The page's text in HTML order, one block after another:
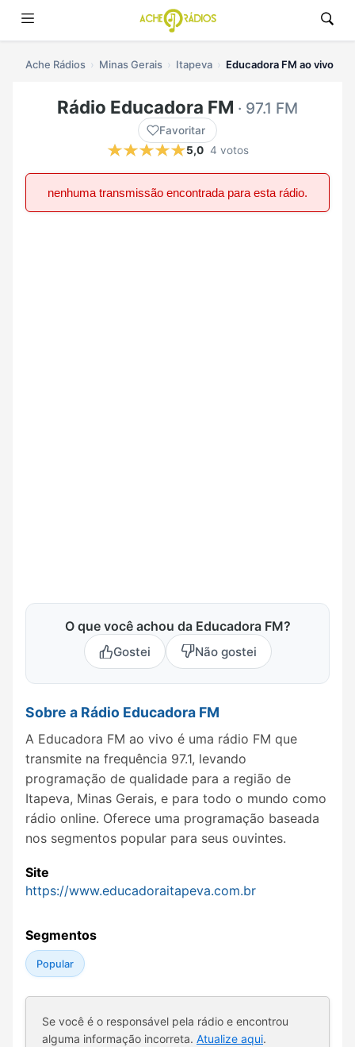
Ache Rádios Minas Gerais Itapeva Educadora FM ao vivo
Rádio Educadora FM · 97.1 FM
Favoritar
5,0 4 votos
nenhuma transmissão encontrada para esta rádio.
O que você achou da Educadora FM?
Gostei Não gostei
Sobre a Rádio Educadora FM
A Educadora FM ao vivo é uma rádio FM que
transmite na frequência 97.1, levando
programação de qualidade para a região de
Itapeva, Minas Gerais, e para todo o mundo como
rádio online. Oferece uma programação baseada
nos segmentos popular para seus ouvintes.
Site
https://www.educadoraitapeva.com.br
Segmentos
Popular
Se você é o responsável pela rádio e encontrou
alguma informação incorreta. Atualize aqui.